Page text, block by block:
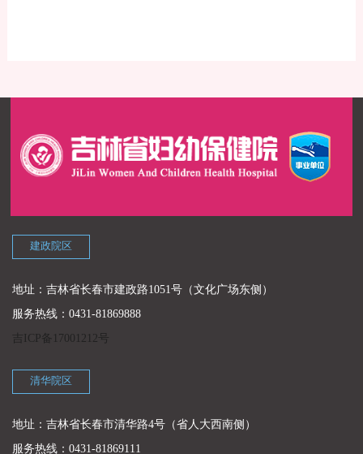
建政院区
地址：吉林省长春市建政路1051号（文化广场东侧）
服务热线：0431-81869888
吉ICP备17001212号
清华院区
地址：吉林省长春市清华路4号（省人大西南侧）
服务热线：0431-81869111